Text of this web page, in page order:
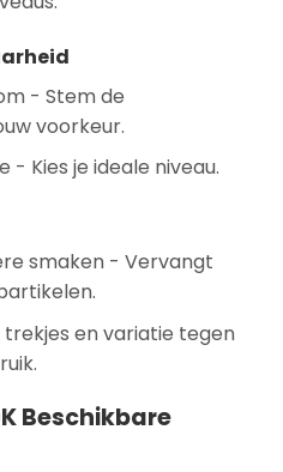
- Stem de
voorkeur.
- Kies je ideale niveau.
smaken- Vervangt
en variatie tegen
Beschikbare